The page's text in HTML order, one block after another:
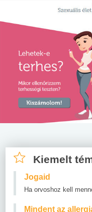
Kiemelt
Jogaid
Ha orvoshoz kell
Mindent az